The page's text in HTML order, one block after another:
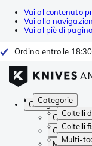
Vai al contenuto
Vai alla
Vai al piè di pagina
Ordina entro le
Categorie
Coltelli
Coltelli
Multi-
Categorie
Coltelli da
Coltelli fissi
Multi-tools